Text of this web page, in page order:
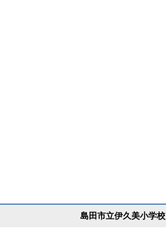
島田市立伊久美小学校